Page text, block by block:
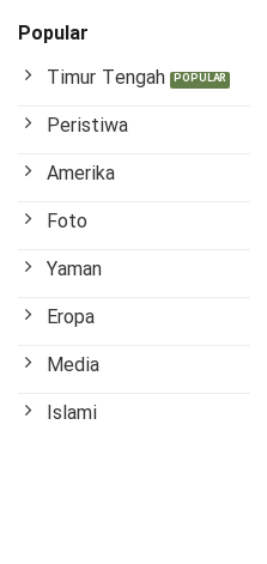
Popular
Timur Tengah
Peristiwa
Amerika
Foto
Yaman
Eropa
Media
Islami